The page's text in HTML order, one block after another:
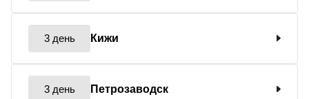
3 день Кижи
3 день Петрозаводск